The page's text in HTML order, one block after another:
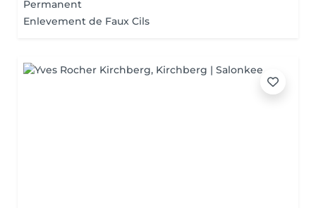
Permanent
Enlevement de Faux Cils